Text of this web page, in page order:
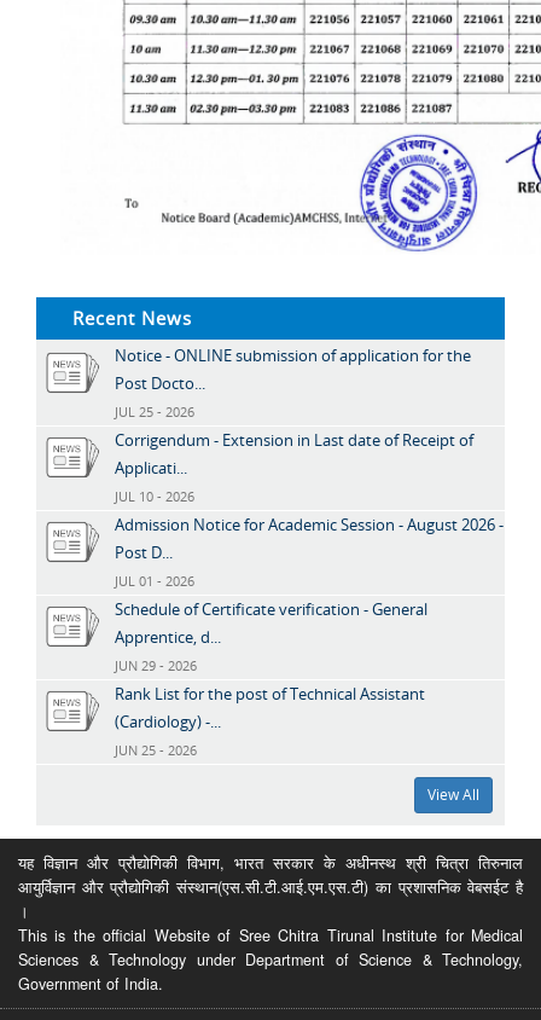
Recent News
Notice - ONLINE submission of application for the
Post Docto...
JUL 25 - 2026
Corrigendum - Extension in Last date of Receipt of
Applicati...
JUL 10 - 2026
Admission Notice for Academic Session - August 2026 -
Post D...
JUL 01 - 2026
Schedule of Certificate verification - General
Apprentice, d...
JUN 29 - 2026
Rank List for the post of Technical Assistant
(Cardiology) -...
JUN 25 - 2026
View All
यह विज्ञान और प्रौद्योगिकी विभाग, भारत सरकार के अधीनस्थ श्री चित्रा तिरुनाल
आयुर्विज्ञान और प्रौद्योगिकी संस्थान(एस.सी.टी.आई.एम.एस.टी) का प्रशासनिक वेबसईट है
।
This is the official Website of Sree Chitra Tirunal Institute for Medical
Sciences & Technology under Department of Science & Technology,
Government of India.